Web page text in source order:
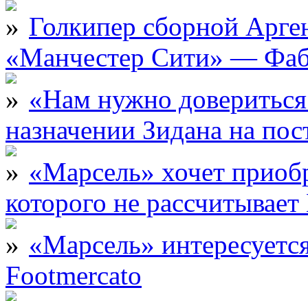
Голкипер сборной
«Манчестер Сити» —
«Нам нужно
назначении Зидана на
«Марсель» хочет
которого не
«Марсель»
Footmercato